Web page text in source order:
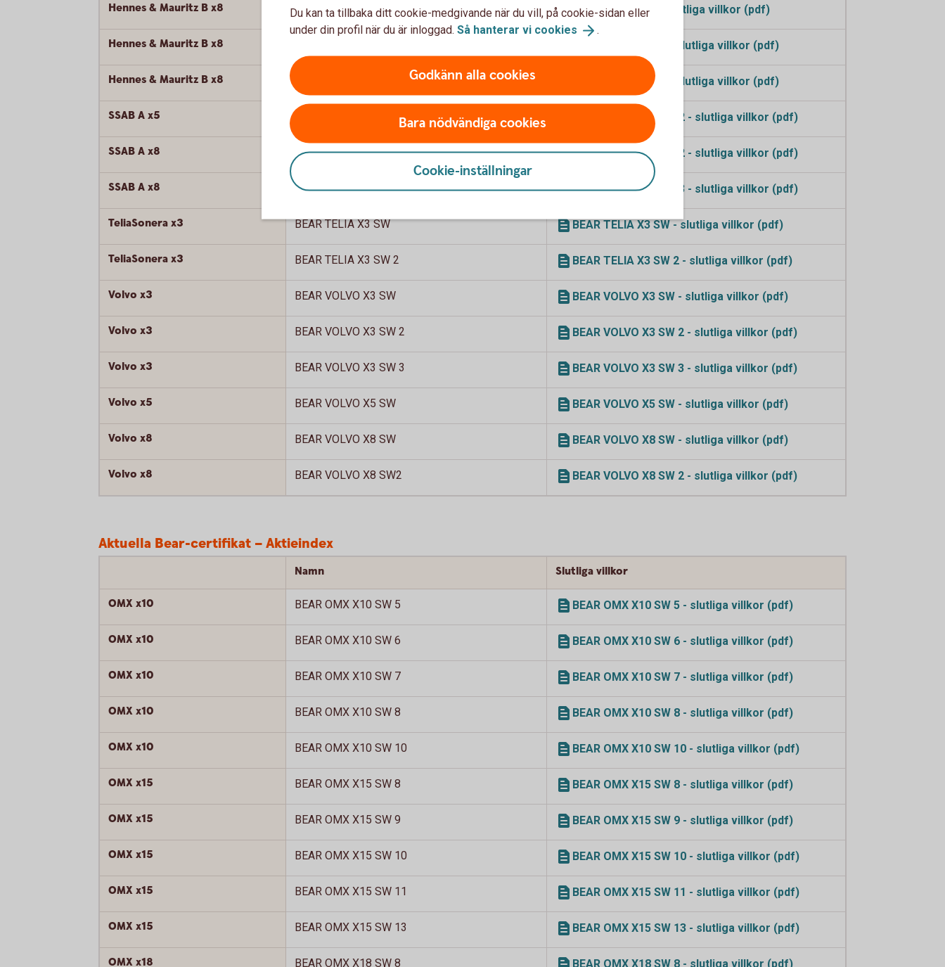
Hennes & Mauritz B x8 BEAR HM X8 SW BEAR HM X8 SW - slutliga villkor (pdf)
Hennes & Mauritz B x8 BEAR HM X8 SW 2 - slutliga villkor (pdf)
Hennes & Mauritz B x8 BEAR HM X8 SW 3 - slutliga villkor (pdf)
SSAB A x5 BEAR SSABA X5 SW 2 BEAR SSABA X5 SW 2 - slutliga villkor (pdf)
SSAB A x8 BEAR SSABA X8 SW 2 BEAR SSABA X8 SW 2 - slutliga villkor (pdf)
SSAB A x8 BEAR SSABA X8 SW 3 BEAR SSABA X8 SW 3 - slutliga villkor (pdf)
TeliaSonera x3 BEAR TELIA X3 SW BEAR TELIA X3 SW - slutliga villkor (pdf)
TeliaSonera x3 BEAR TELIA X3 SW 2 BEAR TELIA X3 SW 2 - slutliga villkor (pdf)
Volvo x3 BEAR VOLVO X3 SW BEAR VOLVO X3 SW - slutliga villkor (pdf)
Volvo x3 BEAR VOLVO X3 SW 2 BEAR VOLVO X3 SW 2 - slutliga villkor (pdf)
Volvo x3 BEAR VOLVO X3 SW 3 BEAR VOLVO X3 SW 3 - slutliga villkor (pdf)
Volvo x5 BEAR VOLVO X5 SW BEAR VOLVO X5 SW - slutliga villkor (pdf)
Volvo x8 BEAR VOLVO X8 SW BEAR VOLVO X8 SW - slutliga villkor (pdf)
Volvo x8 BEAR VOLVO X8 SW2 BEAR VOLVO X8 SW 2 - slutliga villkor (pdf)
Aktuella Bear-certifikat – Aktieindex
Namn Slutliga villkor
OMX x10 BEAR OMX X10 SW 5 BEAR OMX X10 SW 5 - slutliga villkor (pdf)
OMX x10 BEAR OMX X10 SW 6 BEAR OMX X10 SW 6 - slutliga villkor (pdf)
OMX x10 BEAR OMX X10 SW 7 BEAR OMX X10 SW 7 - slutliga villkor (pdf)
OMX x10 BEAR OMX X10 SW 8 BEAR OMX X10 SW 8 - slutliga villkor (pdf)
OMX x10 BEAR OMX X10 SW 10 BEAR OMX X10 SW 10 - slutliga villkor (pdf)
OMX x15 BEAR OMX X15 SW 8 BEAR OMX X15 SW 8 - slutliga villkor (pdf)
OMX x15 BEAR OMX X15 SW 9 BEAR OMX X15 SW 9 - slutliga villkor (pdf)
OMX x15 BEAR OMX X15 SW 10 BEAR OMX X15 SW 10 - slutliga villkor (pdf)
OMX x15 BEAR OMX X15 SW 11 BEAR OMX X15 SW 11 - slutliga villkor (pdf)
OMX x15 BEAR OMX X15 SW 13 BEAR OMX X15 SW 13 - slutliga villkor (pdf)
OMX x18 BEAR OMX X18 SW 8 BEAR OMX X18 SW 8 - slutliga villkor (pdf)
Du kan ta tillbaka ditt cookie-medgivande när du vill, på cookie-sidan eller
under din profil när du är inloggad. Så hanterar vi cookies .
Godkänn alla cookies
Bara nödvändiga cookies
Cookie-inställningar